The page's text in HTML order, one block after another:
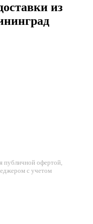
из
публичной офертой,
с учетом